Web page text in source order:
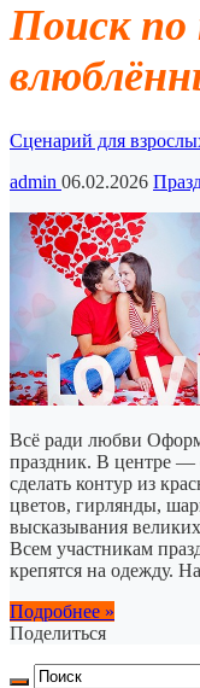
Поиск по
Сценарий для
admin 06.02.2026
Всё ради любви
праздник. В центре —
сделать контур из
цветов, гирлянды,
высказывания
Всем участникам
крепятся на одежду.
Подробнее »
Поделиться